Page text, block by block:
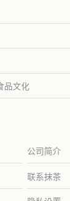
品文化
公司简介
联系抹茶